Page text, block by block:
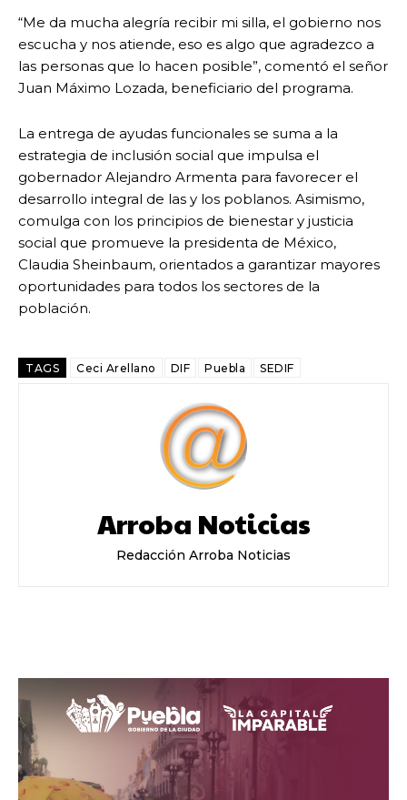
“Me da mucha alegría recibir mi silla, el gobierno nos
escucha y nos atiende, eso es algo que agradezco a
las personas que lo hacen posible”, comentó el señor
Juan Máximo Lozada, beneficiario del programa.
La entrega de ayudas funcionales se suma a la
estrategia de inclusión social que impulsa el
gobernador Alejandro Armenta para favorecer el
desarrollo integral de las y los poblanos. Asimismo,
comulga con los principios de bienestar y justicia
social que promueve la presidenta de México,
Claudia Sheinbaum, orientados a garantizar mayores
oportunidades para todos los sectores de la
población.
TAGS Ceci Arellano DIF Puebla SEDIF
Arroba Noticias
Redacción Arroba Noticias